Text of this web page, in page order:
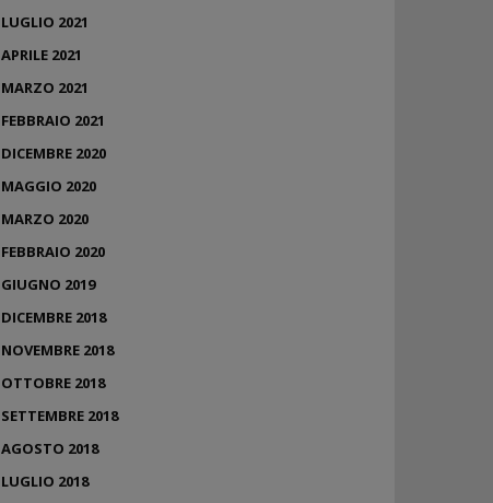
LUGLIO 2021
APRILE 2021
MARZO 2021
FEBBRAIO 2021
DICEMBRE 2020
MAGGIO 2020
MARZO 2020
FEBBRAIO 2020
GIUGNO 2019
DICEMBRE 2018
NOVEMBRE 2018
OTTOBRE 2018
SETTEMBRE 2018
AGOSTO 2018
LUGLIO 2018